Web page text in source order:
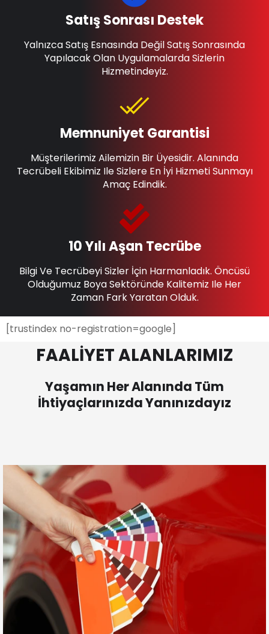
10 Yılı Aşan Tecrübe
Bilgi Ve Tecrübeyi Sizler İçin Harmanladık. Öncüsü
Olduğumuz Boya Sektöründe Kalitemiz Ile Her
Zaman Fark Yaratan Olduk.
Memnuniyet Garantisi
Müşterilerimiz Ailemizin Bir Üyesidir. Alanında
Tecrübeli Ekibimiz Ile Sizlere En İyi Hizmeti Sunmayı
Amaç Edindik.
Satış Sonrası Destek
Yalnızca Satış Esnasında Değil Satış Sonrasında
Yapılacak Olan Uygulamalarda Sizlerin
Hizmetindeyiz.
[trustindex no-registration=google]
FAALİYET ALANLARIMIZ
Yaşamın Her Alanında Tüm
İhtiyaçlarınızda Yanınızdayız